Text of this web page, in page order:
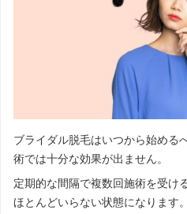
ブライダル脱毛はいつから始める
術では十分な効果が出ません。
定期的な間隔で複数回施術を受け
ほとんどいらない状態になります